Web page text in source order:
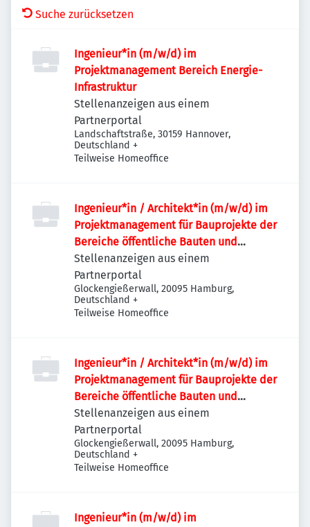
Suche zurücksetzen
Ingenieur*in (m/w/d) im
Projektmanagement Bereich Energie-
Infrastruktur
Stellenanzeigen aus einem
Partnerportal
Landschaftstraße, 30159 Hannover,
Deutschland +
Teilweise Homeoffice
Ingenieur*in / Architekt*in (m/w/d) im
Projektmanagement für Bauprojekte der
Bereiche öffentliche Bauten und
Industriebauten / Infrastruktur
Stellenanzeigen aus einem
Partnerportal
Glockengießerwall, 20095 Hamburg,
Deutschland +
Teilweise Homeoffice
Ingenieur*in / Architekt*in (m/w/d) im
Projektmanagement für Bauprojekte der
Bereiche öffentliche Bauten und
Industriebauten / Infrastruktur
Stellenanzeigen aus einem
Partnerportal
Glockengießerwall, 20095 Hamburg,
Deutschland +
Teilweise Homeoffice
Ingenieur*in (m/w/d) im